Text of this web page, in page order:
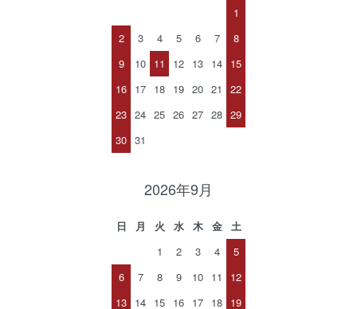
1
2
3 4 5 6 7
8
9
10 11 12 13 14 15
16 17 18 19 20 21
22
23 24 25 26 27 28 29
30 31
2026年9月
日 月 火 水 木 金
土
1
2 3 4
5
6
7 8 9 10 11
12
13 14 15 16 17 18 19